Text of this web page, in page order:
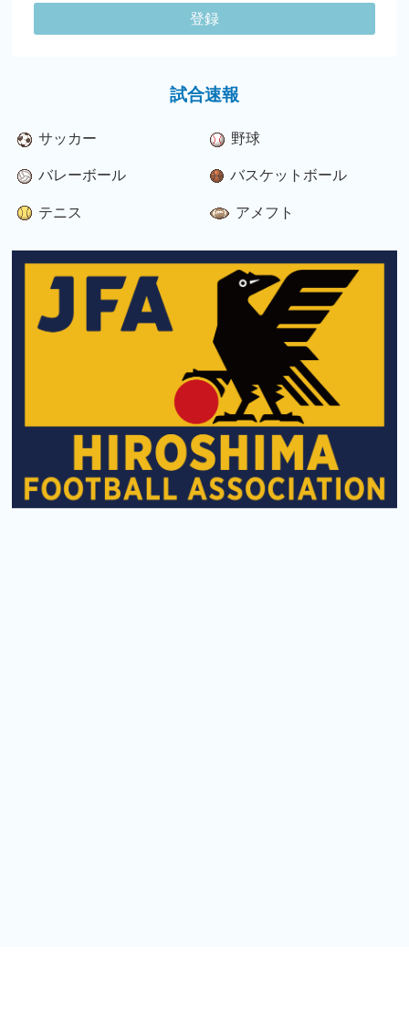
登録
試合速報
サッカー 野球
バレーボール バスケットボール
テニス アメフト